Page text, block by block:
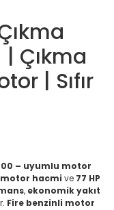
Çıkma
| Sıfır
– uyumlu motor
motor hacmi ve 77 HP
, ekonomik yakıt
Fire benzinli motor